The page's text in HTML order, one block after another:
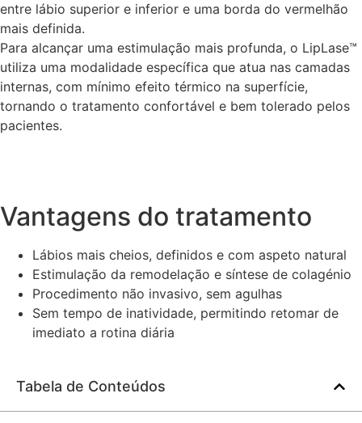
entre lábio superior e inferior e uma borda do vermelhão
mais definida.
Para alcançar uma estimulação mais profunda, o LipLase™
utiliza uma modalidade específica que atua nas camadas
internas, com mínimo efeito térmico na superfície,
tornando o tratamento confortável e bem tolerado pelos
pacientes.
Vantagens do tratamento
Lábios mais cheios, definidos e com aspeto natural
Estimulação da remodelação e síntese de colagénio
Procedimento não invasivo, sem agulhas
Sem tempo de inatividade, permitindo retomar de
imediato a rotina diária
Tabela de Conteúdos